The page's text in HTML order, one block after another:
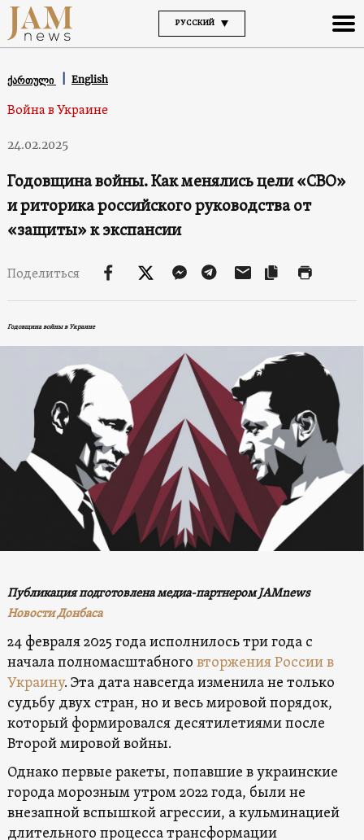
РУССКИЙ
ქართული English
Война в Украине
24.02.2025
Годовщина войны. Как менялись цели «СВО»
и риторика российского руководства от
«защиты» к экспансии
Поделиться
Годовщина войны в Украине
Публикация подготовлена медиа-партнером JAMnews
Новости Донбаса
24 февраля 2025 года исполнилось три года с
начала полномасштабного вторжения России в
Украину. Эта дата навсегда изменила не только
судьбу двух стран, но и весь мировой порядок,
который формировался десятилетиями после
Второй мировой войны.
Однако первые ракеты, попавшие в украинские
города морозным утром 2022 года, были не
внезапной вспышкой агрессии, а кульминацией
длительного процесса трансформации